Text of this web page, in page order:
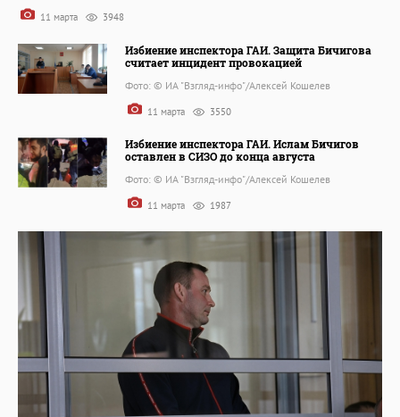
11 марта 3948
Избиение инспектора ГАИ. Защита Бичигова
считает инцидент провокацией
Фото: © ИА "Взгляд-инфо"/Алексей Кошелев
11 марта 3550
Избиение инспектора ГАИ. Ислам Бичигов
оставлен в СИЗО до конца августа
Фото: © ИА "Взгляд-инфо"/Алексей Кошелев
11 марта 1987